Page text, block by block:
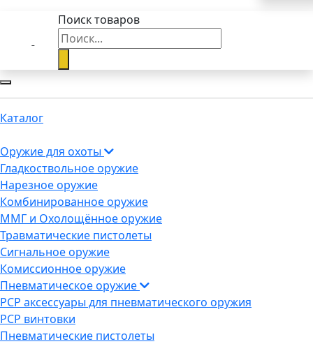
Поиск товаров
Каталог
Оружие для охоты
Гладкоствольное оружие
Нарезное оружие
Комбинированное оружие
ММГ и Охолощённое оружие
Травматические пистолеты
Сигнальное оружие
Комиссионное оружие
Пневматическое оружие
PCP аксессуары для пневматического оружия
PCP винтовки
Пневматические пистолеты